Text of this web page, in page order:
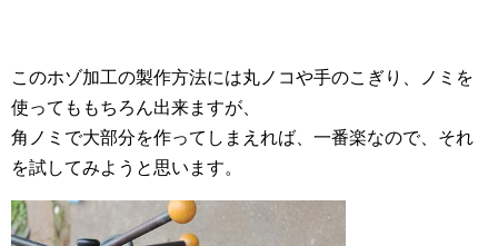
このホゾ加工の製作方法には丸ノコや手のこぎり、ノミを
使ってももちろん出来ますが、
角ノミで大部分を作ってしまえれば、一番楽なので、それ
を試してみようと思います。